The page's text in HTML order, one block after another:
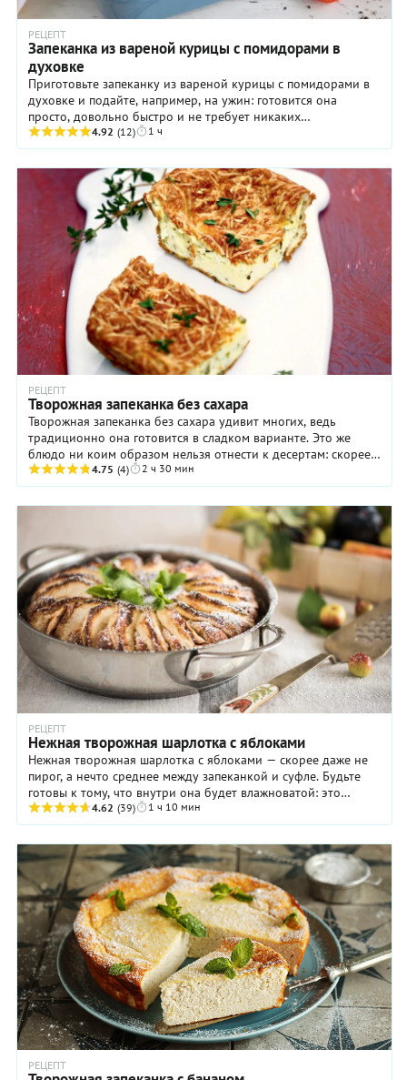
РЕЦЕПТ
Запеканка из вареной курицы с помидорами в
духовке
Приготовьте запеканку из вареной курицы с помидорами в
духовке и подайте, например, на ужин: готовится она
просто, довольно быстро и не требует никаких
дорогостоящих ингредиентов. Удобно! А еще такое ...
4.92 (12) 1 ч
РЕЦЕПТ
Творожная запеканка без сахара
Творожная запеканка без сахара удивит многих, ведь
традиционно она готовится в сладком варианте. Это же
блюдо ни коим образом нельзя отнести к десертам: скорее,
речь идет о закуске или даже легком ...
4.75 (4) 2 ч 30 мин
РЕЦЕПТ
Нежная творожная шарлотка с яблоками
Нежная творожная шарлотка с яблоками — скорее даже не
пирог, а нечто среднее между запеканкой и суфле. Будьте
готовы к тому, что внутри она будет влажноватой: это
абсолютно нормально. За ...
4.62 (39) 1 ч 10 мин
РЕЦЕПТ